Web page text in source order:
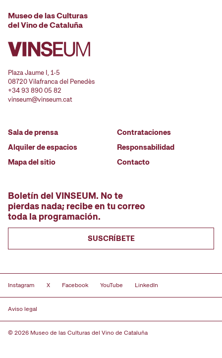
Museo de las Culturas
del Vino de Cataluña
Plaza Jaume I, 1-5
08720 Vilafranca del Penedès
+34 93 890 05 82
vinseum@vinseum.cat
Sala de prensa
Alquiler de espacios
Mapa del sitio
Contrataciones
Responsabilidad
Contacto
Boletín del VINSEUM. No te
pierdas nada; recibe en tu correo
toda la programación.
SUSCRÍBETE
Instagram X Facebook YouTube LinkedIn
Aviso legal
© 2026 Museo de las Culturas del Vino de Cataluña